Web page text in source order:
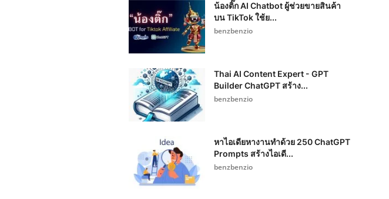
น้องติ๊ก AI Chatbot ผู้ช่วยขายสินค้า
บน TikTok ใช้ย...
benzbenzio
Thai AI Content Expert - GPT
Builder ChatGPT สร้าง...
benzbenzio
หาไอเดียหางานทำด้วย 250 ChatGPT
Prompts สร้างไอเดี...
benzbenzio